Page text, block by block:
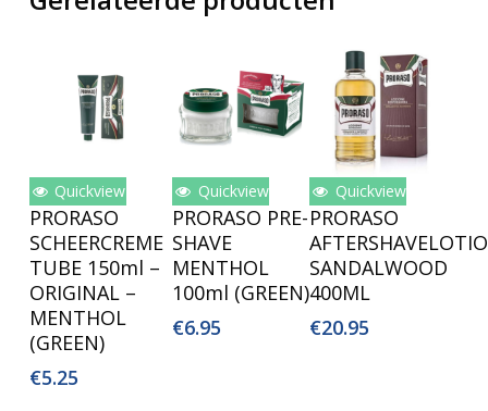
Toevoegen
Aan
Winkelwagen
Quickview
PRORASO
SCHEERCREME
TUBE 150ml –
ORIGINAL –
MENTHOL
(GREEN)
€5.25
Toevoegen
Aan
Winkelwagen
Quickview
PRORASO PRE-
SHAVE
MENTHOL
100ml (GREEN)
€6.95
Toevoegen
Aan
Winkelwagen
Quickview
PRORASO
SANDALWOOD
400ML
€20.95